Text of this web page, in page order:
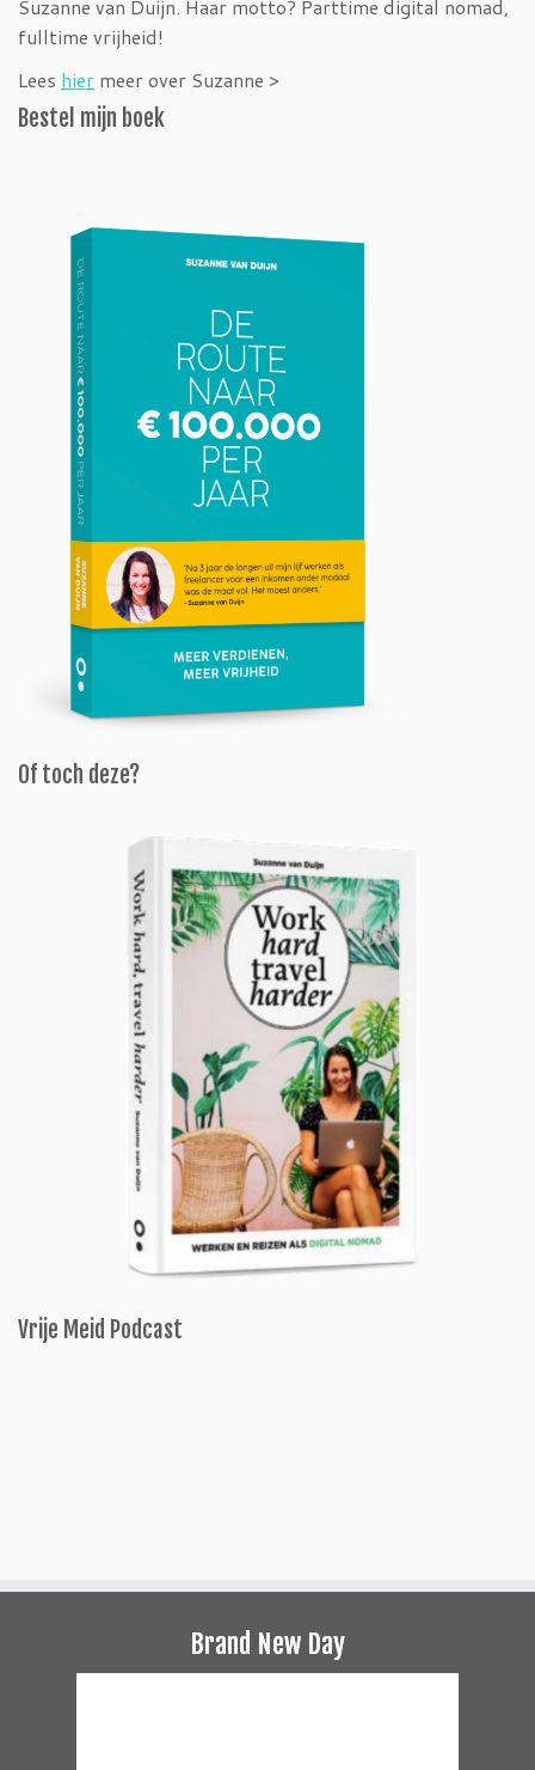
Suzanne van Duijn. Haar motto? Parttime digital nomad,
fulltime vrijheid!
Lees hier meer over Suzanne >
Bestel mijn boek
Of toch deze?
Vrije Meid Podcast
Brand New Day